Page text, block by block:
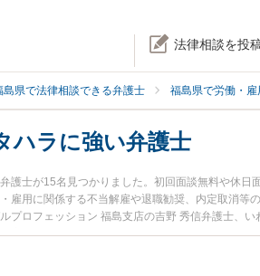
法律相談を投
島県で法律相談できる弁護士 福島県で労働・
ハラに強い弁護士
護士が15名見つかりました。初回面談無料や休
雇用に関係する不当解雇や退職勧奨、内定取消
プロフェッション 福島支店の吉野 秀信弁護士、
夜間に発生したマタハラのトラブルを今すぐに
きる福島県内の弁護士に相談予約したい』などで